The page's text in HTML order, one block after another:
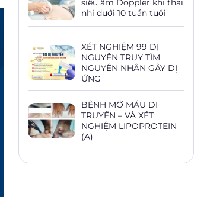
siêu âm Doppler khi thai
nhi dưới 10 tuần tuổi
XÉT NGHIỆM 99 DỊ
NGUYÊN TRUY TÌM
NGUYÊN NHÂN GÂY DỊ
ỨNG
BỆNH MỠ MÁU DI
TRUYỀN – VÀ XÉT
NGHIỆM LIPOPROTEIN
(A)